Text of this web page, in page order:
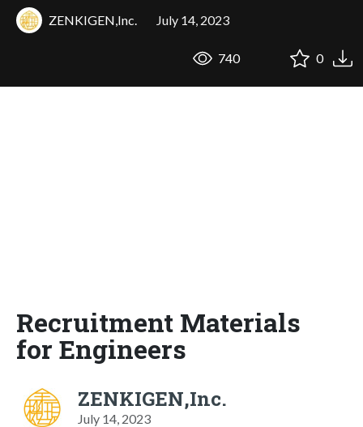
ZENKIGEN,Inc. July 14, 2023
740 0
Recruitment Materials
for Engineers
ZENKIGEN,Inc.
July 14, 2023